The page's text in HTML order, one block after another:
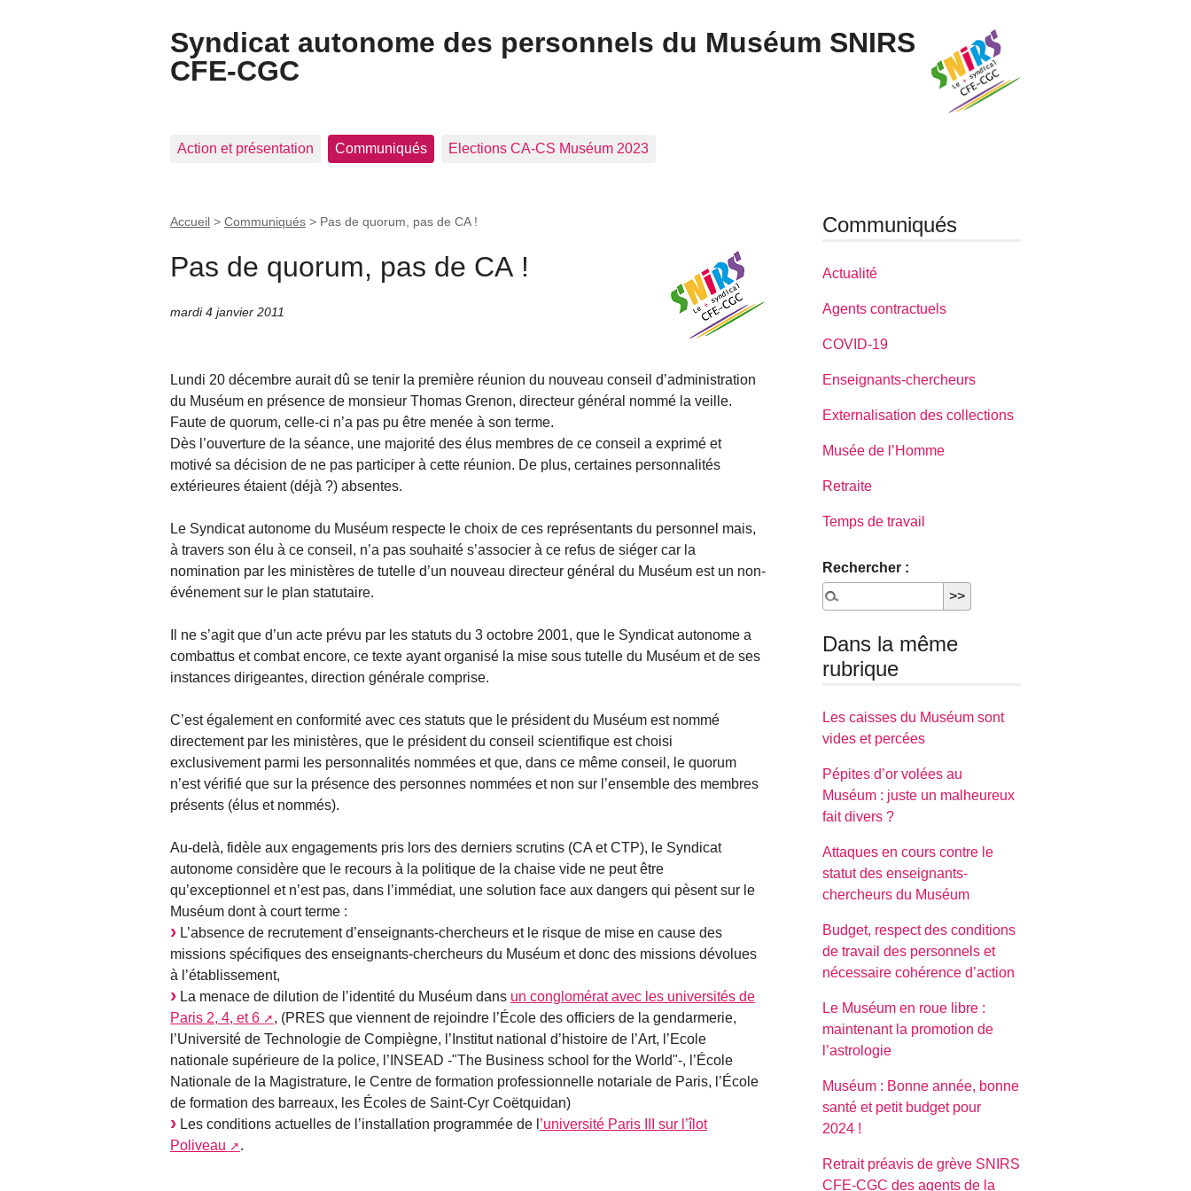
Syndicat autonome des personnels du Muséum SNIRS
CFE-CGC
Action et présentation Communiqués Elections CA-CS Muséum 2023
Accueil > Communiqués > Pas de quorum, pas de CA !
Pas de quorum, pas de CA !
mardi 4 janvier 2011
Lundi 20 décembre aurait dû se tenir la première réunion du nouveau conseil d’administration
du Muséum en présence de monsieur Thomas Grenon, directeur général nommé la veille.
Faute de quorum, celle-ci n’a pas pu être menée à son terme.
Dès l’ouverture de la séance, une majorité des élus membres de ce conseil a exprimé et
motivé sa décision de ne pas participer à cette réunion. De plus, certaines personnalités
extérieures étaient (déjà ?) absentes.
Le Syndicat autonome du Muséum respecte le choix de ces représentants du personnel mais,
à travers son élu à ce conseil, n’a pas souhaité s’associer à ce refus de siéger car la
nomination par les ministères de tutelle d’un nouveau directeur général du Muséum est un non-
événement sur le plan statutaire.
Il ne s’agit que d’un acte prévu par les statuts du 3 octobre 2001, que le Syndicat autonome a
combattus et combat encore, ce texte ayant organisé la mise sous tutelle du Muséum et de ses
instances dirigeantes, direction générale comprise.
C’est également en conformité avec ces statuts que le président du Muséum est nommé
directement par les ministères, que le président du conseil scientifique est choisi
exclusivement parmi les personnalités nommées et que, dans ce même conseil, le quorum
n’est vérifié que sur la présence des personnes nommées et non sur l’ensemble des membres
présents (élus et nommés).
Au-delà, fidèle aux engagements pris lors des derniers scrutins (CA et CTP), le Syndicat
autonome considère que le recours à la politique de la chaise vide ne peut être
qu’exceptionnel et n’est pas, dans l’immédiat, une solution face aux dangers qui pèsent sur le
Muséum dont à court terme :
L’absence de recrutement d’enseignants-chercheurs et le risque de mise en cause des
missions spécifiques des enseignants-chercheurs du Muséum et donc des missions dévolues
à l’établissement,
La menace de dilution de l’identité du Muséum dans un conglomérat avec les universités de
Paris 2, 4, et 6
, (PRES que viennent de rejoindre l’École des officiers de la gendarmerie,
l’Université de Technologie de Compiègne, l’Institut national d’histoire de l’Art, l’Ecole
nationale supérieure de la police, l’INSEAD -"The Business school for the World"-, l’École
Nationale de la Magistrature, le Centre de formation professionnelle notariale de Paris, l’École
de formation des barreaux, les Écoles de Saint-Cyr Coëtquidan)
Les conditions actuelles de l’installation programmée de l ’université Paris III sur l’îlot
Poliveau
.
Communiqués
Actualité
Agents contractuels
COVID-19
Enseignants-chercheurs
Externalisation des collections
Musée de l’Homme
Retraite
Temps de travail
Rechercher :
Dans la même
rubrique
Les caisses du Muséum sont
vides et percées
Pépites d’or volées au
Muséum : juste un malheureux
fait divers ?
Attaques en cours contre le
statut des enseignants-
chercheurs du Muséum
Budget, respect des conditions
de travail des personnels et
nécessaire cohérence d’action
Le Muséum en roue libre :
maintenant la promotion de
l’astrologie
Muséum : Bonne année, bonne
santé et petit budget pour
2024 !
Retrait préavis de grève SNIRS
CFE-CGC des agents de la